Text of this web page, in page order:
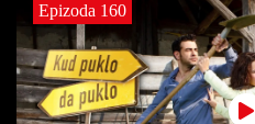
Epizoda 160